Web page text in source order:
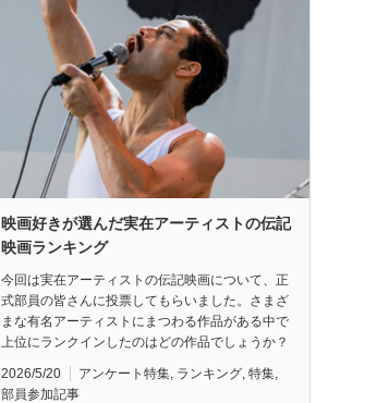
映画好きが選んだ実在アーティストの伝記
映画ランキング
今回は実在アーティストの伝記映画について、正
式部員の皆さんに投票してもらいました。さまざ
まな有名アーティストにまつわる作品がある中で
上位にランクインしたのはどの作品でしょうか？
2026/5/20 アンケート特集, ランキング, 特集,
部員参加記事